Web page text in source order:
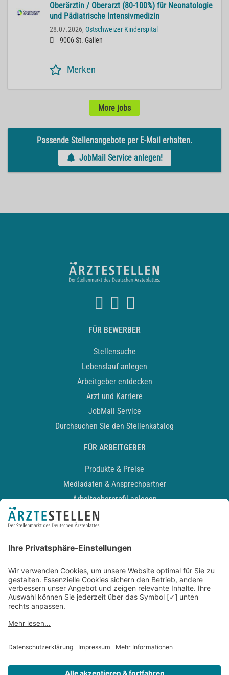
Oberärztin / Oberarzt (80-100%) für Neonatologie
und Pädiatrische Intensivmedizin
28.07.2026, Ostschweizer Kinderspital
9006 St. Gallen
Merken
More jobs
Passende Stellenangebote per E-Mail erhalten.
JobMail Service anlegen!
FÜR BEWERBER
Stellensuche
Lebenslauf anlegen
Arbeitgeber entdecken
Arzt und Karriere
JobMail Service
Durchsuchen Sie den Stellenkatalog
FÜR ARBEITGEBER
Produkte & Preise
Mediadaten & Ansprechpartner
Arbeitgeberprofil anlegen
Recruiting-Podcast
Kontakt
Datenschutz
Newsletter